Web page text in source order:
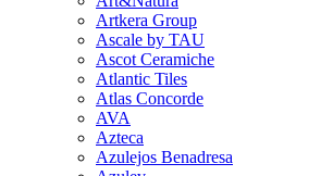
Artkera Group
Ascale by TAU
Ascot Ceramiche
Atlantic Tiles
Atlas Concorde
AVA
Azteca
Azulejos Benadresa